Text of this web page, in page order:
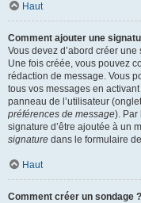
Haut
Comment ajouter une
Vous devez d’abord créer
Une fois créée, vous pouvez
rédaction de message. Vous
tous vos messages en
panneau de l’utilisateur
préférences de message). Par
signature d’être ajoutée à un
signature dans le formulaire
Haut
Comment créer un sondage ?